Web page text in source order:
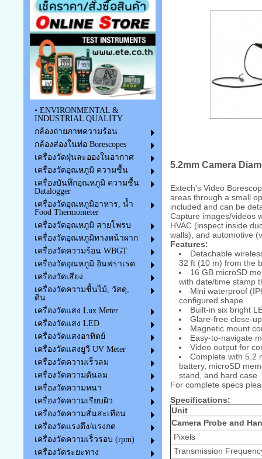
• ENVIRONMENTAL &
INDUSTRIAL QUALITY
กล้องถ่ายภาพความร้อน
กล้องส่องในท่อ Borescopes
เครื่องวัดฝุ่นละอองในอากาศ
เครื่องวัดอุณหภูมิ ความชื้น
เครื่องบันทึกอุณหภูมิ ความชื้น
Datalogger
เครื่องวัดอุณหภูมิอาหาร, น้ำ
Food Thermometer
เครื่องวัดอุณหภูมิ สายโพรบ
เครื่องวัดอุณหภูมิทางหน้าผาก
เครื่องวัดความร้อน WBGT
เครื่องวัดอุณหภูมิ อินฟราเรด
เครื่องวัดเสียง
เครื่องวัดความชื้นไม้, วัสดุ,
ดิน
เครื่องวัดแสง Lux Meter
เครื่องวัดแสง LED
เครื่องวัดแสงอาทิตย์
เครื่องวัดแสงยูวี UV Meter
เครื่องวัดความเร็วลม
เครื่องวัดความดันลม
เครื่องวัดความหนา
เครื่องวัดความเรียบผิว
เครื่องวัดความสั่นสะเทือน
เครื่องวัดแรงดึง/แรงกด
เครื่องวัดความเร็วรอบ (rpm)
เครื่องวัดระยะทาง
5.2mm Camera
Extech's Video
areas through a small
included and can be
Capture images/videos
HVAC (inspect inside
walls), and automotive
Features:
Detachable
32 ft (10 m) from the
16 GB microSD
with date/time stamp
Mini waterproof
configured shape
Built-in six bright
Glare-free close-
Magnetic mount
Easy-to-navigate
Video output for
Complete with 5.2
battery, microSD
stand, and hard case
For complete specs
Specifications:
Unit
Camera Probe and
Pixels
Transmission